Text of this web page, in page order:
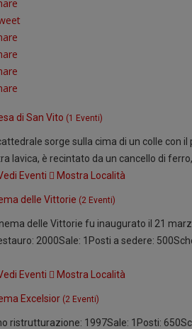
di San Vito (1 Eventi)
cattedrale sorge sulla cima di un colle
lavica, è recintato da un cancello di
Eventi
Mostra Località
delle Vittorie (2 Eventi)
delle Vittorie fu inaugurato il 21
2000Sale: 1Posti a sedere:
Eventi Mostra Località
Excelsior (2 Eventi)
ristrutturazione: 1997Sale: 1Posti: